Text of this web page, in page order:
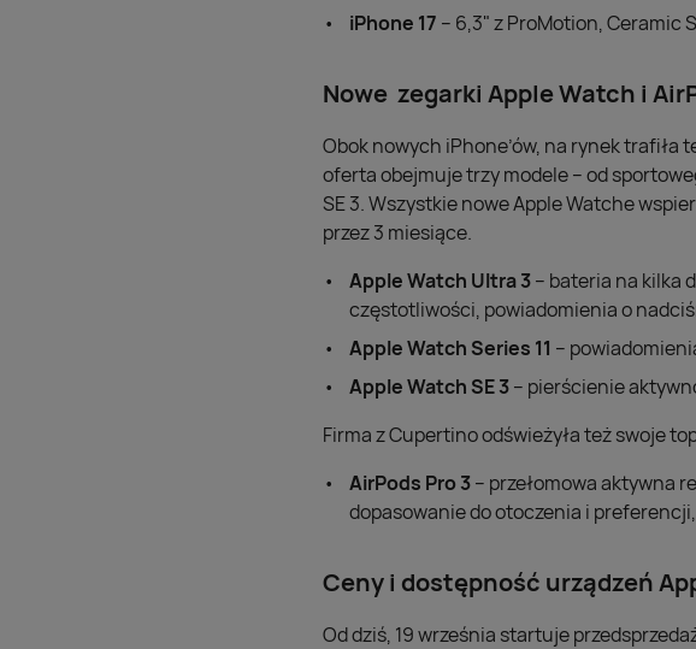
iPhone 17 – 6,3" z ProMotion, Ceramic
Nowe zegarki Apple Watch i
Obok nowych iPhone’ów, na rynek
oferta obejmuje trzy modele – od
SE 3. Wszystkie nowe Apple Watche
przez 3 miesiące.
Apple Watch Ultra 3– bateria na kilka
częstotliwości, powiadomienia o
Apple Watch Series 11 –
Apple Watch SE 3– pierścienie
Firma z Cupertino odświeżyła też swoje
AirPods Pro 3– przełomowa aktywna
dopasowanie do otoczenia i
Ceny i dostępność urządzeń
Od dziś, 19 września startuje